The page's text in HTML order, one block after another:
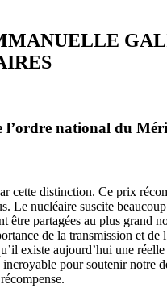
l’ordre national du
cette distinction. Ce prix
Le nucléaire suscite
être partagées au plus
de la transmission et
existe aujourd’hui une
pour soutenir notre